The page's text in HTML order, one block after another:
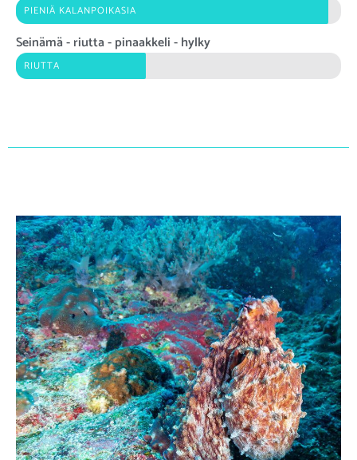
PIENIÄ KALANPOIKASIA
Seinämä - riutta - pinaakkeli - hylky
RIUTTA